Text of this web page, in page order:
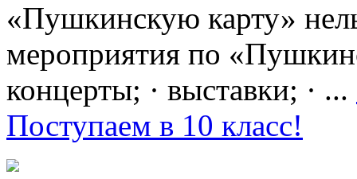
«Пушкинскую карту»
мероприятия по
концерты; · выставки; · ...
Поступаем в 10 класс!